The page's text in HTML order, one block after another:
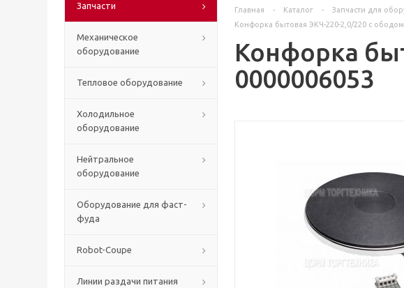
Запчасти
Механическое
оборудование
Тепловое оборудование
Холодильное
оборудование
Нейтральное
оборудование
Оборудование для фаст-
фуда
Robot-Coupe
Линии раздачи питания
Главная - Каталог - Запчасти для
Конфорка бытовая ЭКЧ-220-2,0/220 с ободом
Конфорка
0000006053